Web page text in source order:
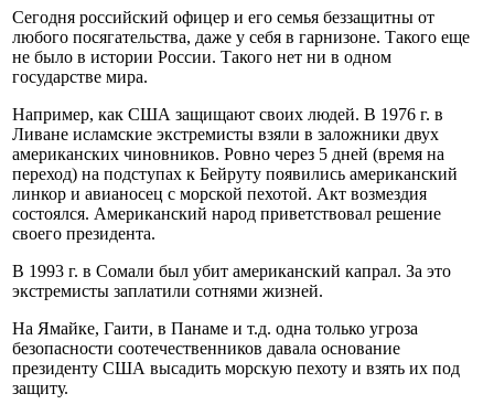
Сегодня российский офицер и его семья беззащитны от
любого посягательства, даже у себя в гарнизоне. Такого еще
не было в истории России. Такого нет ни в одном
государстве мира.
Например, как США защищают своих людей. В 1976 г. в
Ливане исламские экстремисты взяли в заложники двух
американских чиновников. Ровно через 5 дней (время на
переход) на подступах к Бейруту появились американский
линкор и авианосец с морской пехотой. Акт возмездия
состоялся. Американский народ приветствовал решение
своего президента.
В 1993 г. в Сомали был убит американский капрал. За это
экстремисты заплатили сотнями жизней.
На Ямайке, Гаити, в Панаме и т.д. одна только угроза
безопасности соотечественников давала основание
президенту США высадить морскую пехоту и взять их под
защиту.